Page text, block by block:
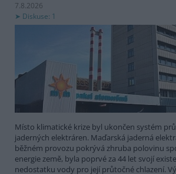
7.8.2026
Diskuse: 1
Místo klimatické krize byl ukončen systém
jaderných elektráren. Maďarská jaderná
běžném provozu pokrývá zhruba polovinu
energie země, byla poprvé za 44 let svojí
nedostatku vody pro její průtočné chlazení.